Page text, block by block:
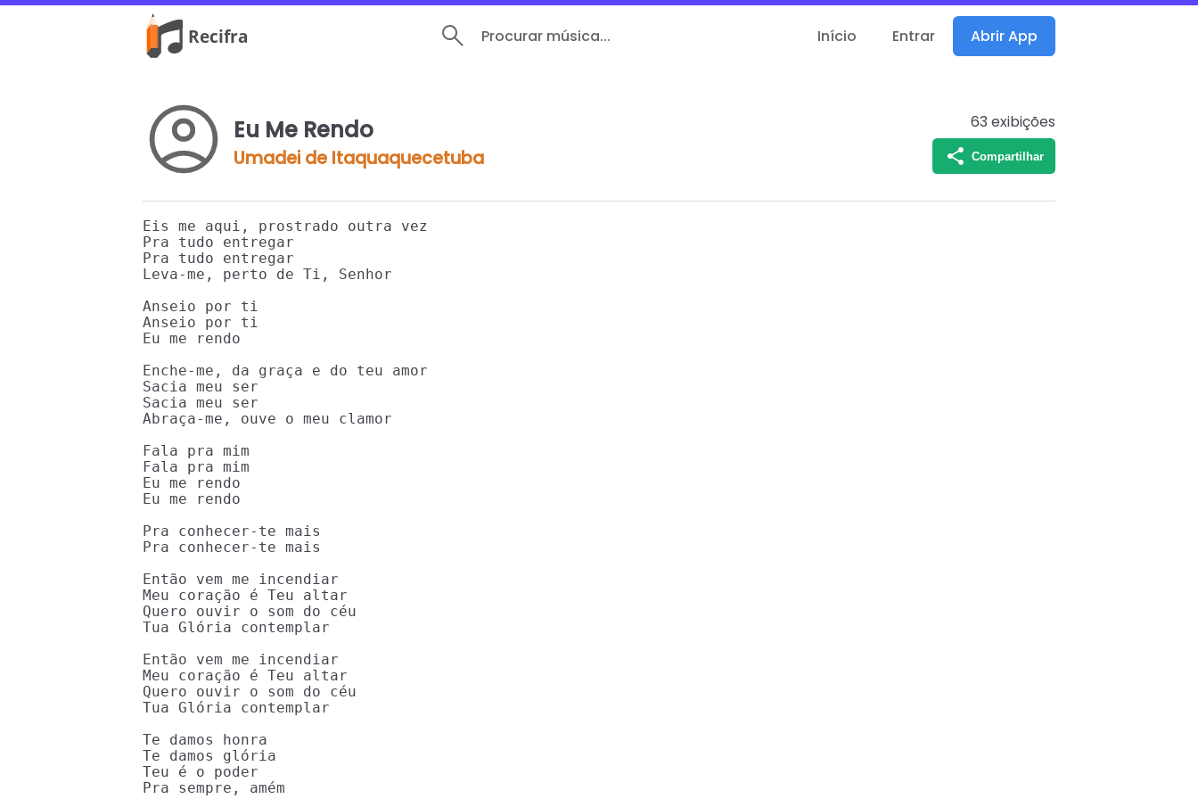
Procurar música... Início Entrar Abrir App
Eu Me Rendo
Umadei de Itaquaquecetuba
63 exibições
Compartilhar
Eis me aqui, prostrado outra vez
Pra tudo entregar
Pra tudo entregar
Leva-me, perto de Ti, Senhor
Anseio por ti
Anseio por ti
Eu me rendo
Enche-me, da graça e do teu amor
Sacia meu ser
Sacia meu ser
Abraça-me, ouve o meu clamor
Fala pra mim
Fala pra mim
Eu me rendo
Eu me rendo
Pra conhecer-te mais
Pra conhecer-te mais
Então vem me incendiar
Meu coração é Teu altar
Quero ouvir o som do céu
Tua Glória contemplar
Então vem me incendiar
Meu coração é Teu altar
Quero ouvir o som do céu
Tua Glória contemplar
Te damos honra
Te damos glória
Teu é o poder
Pra sempre, amém